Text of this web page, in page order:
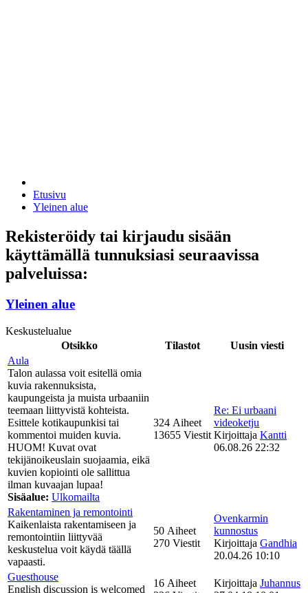
Etusivu
Yleinen alue
Rekisteröidy tai kirjaudu sisään
käyttämällä tunnuksiasi seuraavissa
palveluissa:
Yleinen alue
Keskustelualue
Otsikko
Tilastot
Uusin viesti
Aula
Talon aulassa voit esitellä omia
kuvia rakennuksista,
kaupungeista ja muista urbaaniin
teemaan liittyvistä kohteista.
Esittele kotikaupunkisi tai
kommentoi muiden kuvia.
HUOM! Kuvat ovat
tekijänoikeuslain suojaamia, eikä
kuvien kopiointi ole sallittua
ilman kuvaajan lupaa!
Sisäalue: Ulkomailta
324 Aiheet
13655 Viestit
Re: Ei urbaani
videoketju
Kirjoittaja Kantti
06.08.26 22:32
Rakentaminen ja remontointi
Kaikenlaista rakentamiseen ja
remontointiin liittyvää
keskustelua voit käydä täällä
vapaasti.
50 Aiheet
270 Viestit
Ovenkarmin
kunnostus
Kirjoittaja Gandhia
20.04.26 10:10
Guesthouse
English discussion is welcomed
16 Aiheet
Kirjoittaja Juhannus